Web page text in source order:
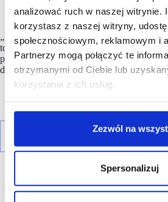
analizować ruch w naszej witrynie.
korzystasz z naszej witryny,
społecznościowym, reklamowym i
Partnerzy mogą połączyć te
otrzymanymi od Ciebie lub
korzystania z ich usług.
Zezwól na
Spersonalizuj
Manager.
„Zapraszamy do odwiedzenia naszego
to doskonała okazja, aby poznać
porozmawiać z zespołem i omówić
dodaje Daria Górniak.